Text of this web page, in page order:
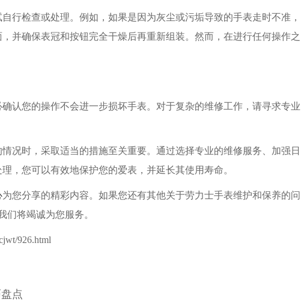
检查或处理。例如，如果是因为灰尘或污垢导致的手表走时不准，
并确保表冠和按钮完全干燥后再重新组装。然而，在进行任何操作之
您的操作不会进一步损坏手表。对于复杂的维修工作，请寻求专业
时，采取适当的措施至关重要。通过选择专业的维修服务、加强日
，您可以有效地保护您的爱表，并延长其使用寿命。
为您分享的精彩内容。如果您还有其他关于劳力士手表维护和保养的问
们将竭诚为您服务。
926.html
点